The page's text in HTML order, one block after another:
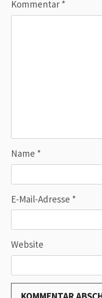
Kommentar *
Name *
E-Mail-Adresse *
Website